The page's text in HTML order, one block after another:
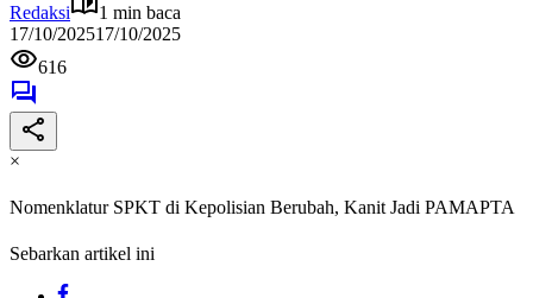
Redaksi
1 min baca
17/10/202517/10/2025
616
×
Nomenklatur SPKT di Kepolisian Berubah, Kanit Jadi PAMAPTA
Sebarkan artikel ini